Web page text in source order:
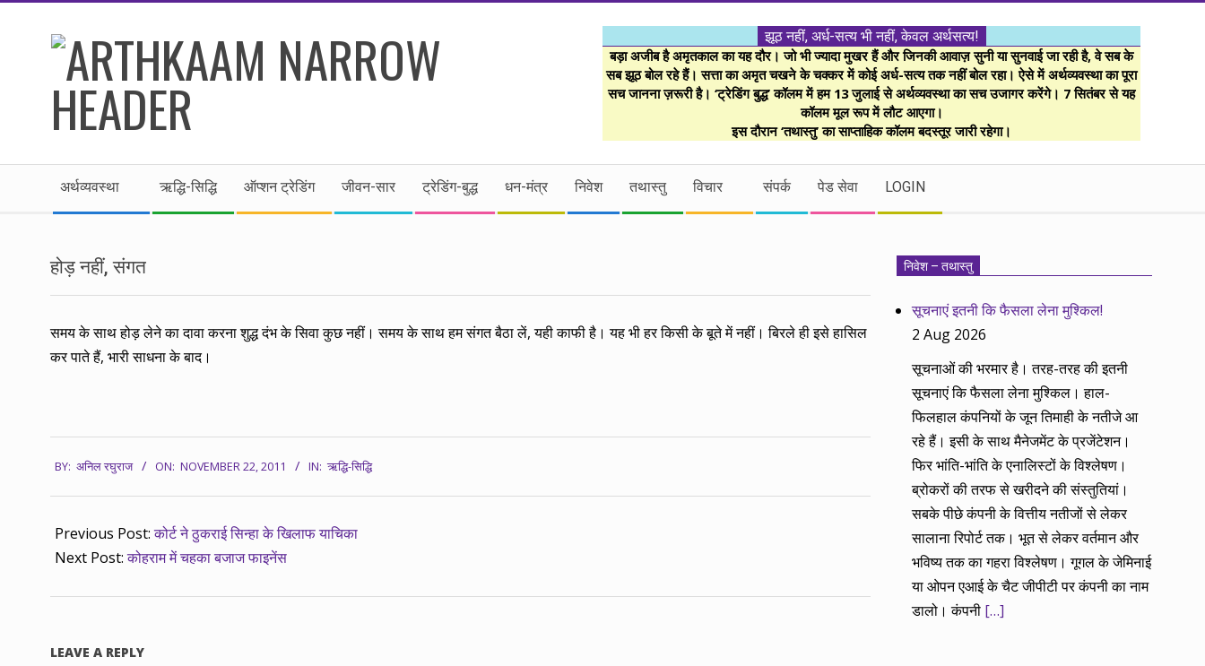
।।
अर्थकाम।।
BE
FINANCIALLY
CLEVER!
झूठ नहीं, अर्ध-सत्य भी नहीं, केवल अर्थसत्य!
बड़ा अजीब है अमृतकाल का यह दौर। जो भी ज्यादा मुखर हैं और जिनकी आवाज़ सुनी या सुनवाई जा रही है, वे सब के
सब झूठ बोल रहे हैं। सत्ता का अमृत चखने के चक्कर में कोई अर्ध-सत्य तक नहीं बोल रहा। ऐसे में अर्थव्यवस्था का पूरा
सच जानना ज़रूरी है। ‘ट्रेडिंग बुद्ध’ कॉलम में हम 13 जुलाई से अर्थव्यवस्था का सच उजागर करेंगे। 7 सितंबर से यह
कॉलम मूल रूप में लौट आएगा।
इस दौरान ‘तथास्तु’ का साप्ताहिक कॉलम बदस्तूर जारी रहेगा।
Secondary
अर्थव्यवस्था ऋद्धि-सिद्धि ऑप्शन ट्रेडिंग जीवन-सार ट्रेडिंग-बुद्ध धन-मंत्र निवेश तथास्तु विचार संपर्क पेड सेवा LOGIN
होड़ नहीं, संगत
समय के साथ होड़ लेने का दावा करना शुद्ध दंभ के सिवा कुछ नहीं। समय के साथ हम संगत बैठा लें, यही काफी है। यह भी हर किसी के बूते में नहीं। बिरले ही इसे हासिल
कर पाते हैं, भारी साधना के बाद।
11-
22
BY: अनिल रघुराज ON: NOVEMBER 22, 2011 IN: ऋद्धि-सिद्धि
Previous Post:कोर्ट ने ठुकराई सिन्हा के खिलाफ याचिका
Next Post:कोहराम में चहका बजाज फाइनेंस
LEAVE A REPLY
निवेश – तथास्तु
सूचनाएं इतनी कि फैसला लेना मुश्किल!
2 Aug 2026
सूचनाओं की भरमार है। तरह-तरह की इतनी
सूचनाएं कि फैसला लेना मुश्किल। हाल-
फिलहाल कंपनियों के जून तिमाही के नतीजे आ
रहे हैं। इसी के साथ मैनेजमेंट के प्रजेंटेशन।
फिर भांति-भांति के एनालिस्टों के विश्लेषण।
ब्रोकरों की तरफ से खरीदने की संस्तुतियां।
सबके पीछे कंपनी के वित्तीय नतीजों से लेकर
सालाना रिपोर्ट तक। भूत से लेकर वर्तमान और
भविष्य तक का गहरा विश्लेषण। गूगल के जेमिनाई
या ओपन एआई के चैट जीपीटी पर कंपनी का नाम
डालो। कंपनी […]